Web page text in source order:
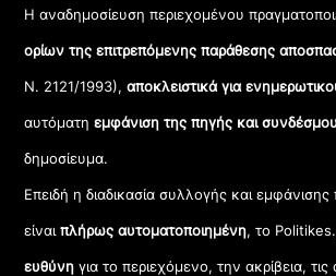
Η αναδημοσίευση περιεχομένου
ορίων της επιτρεπόμενης παράθεσης
Ν. 2121/1993), αποκλειστικά για
αυτόματηεμφάνιση της πηγής και συνδέσμου
δημοσίευμα.
Επειδή η διαδικασία συλλογής και εμφάνισης
είναιπλήρως αυτοματοποιημένη, το
ευθύνη για το περιεχόμενο, την ακρίβεια,